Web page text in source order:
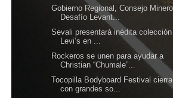
Gobierno Regional, Consejo
Desafío Levant...
Sevali presentará inédita
Levi’s en ...
Rockeros se unen para ayudar a
Christian “Chumale”...
Tocopilla Bodyboard Festival cierra
con grandes so...